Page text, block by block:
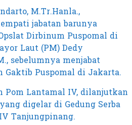
M.Tr.Hanla.,
jabatan barunya
Dirbinum Puspomal di
Laut (PM) Dedy
sebelumnya menjabat
Gaktib Puspomal di Jakarta.
Pom Lantamal IV, dilanjutkan
digelar di Gedung Serba
Tanjungpinang.